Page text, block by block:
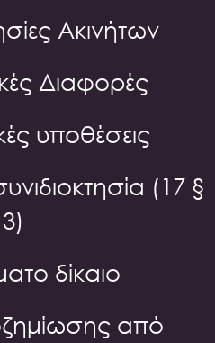
Ακινήτων
Διαφορές
υποθέσεις
(17 §
3)
δίκαιο
από